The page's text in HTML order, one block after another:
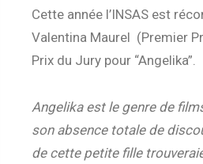
Cette année l’INSAS est
Valentina Maurel (Premier
Prix du Jury pour “Angelika”.
Angelika est le genre de
son absence totale de
de cette petite fille